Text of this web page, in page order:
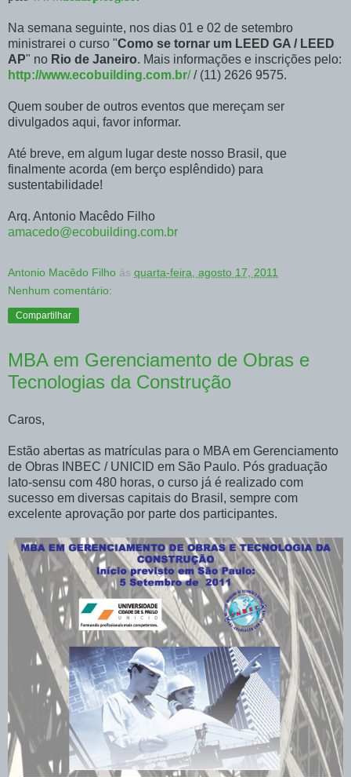
Na semana seguinte, nos dias 01 e 02 de setembro
ministrarei o curso "Como se tornar um LEED GA / LEED
AP" no Rio de Janeiro. Mais informações e inscrições pelo:
http://www.ecobuilding.com.br// (11) 2626 9575.
Quem souber de outros eventos que mereçam ser
divulgados aqui, favor informar.
Até breve, em algum lugar deste nosso Brasil, que
finalmente acorda (em berço esplêndido) para
sustentabilidade!
Arq. Antonio Macêdo Filho
amacedo@ecobuilding.com.br
Antonio Macêdo Filho às quarta-feira, agosto 17, 2011
Nenhum comentário:
Compartilhar
MBA em Gerenciamento de Obras e
Tecnologias da Construção
Caros,
Estão abertas as matrículas para o MBA em Gerenciamento
de Obras INBEC / UNICID em São Paulo. Pós graduação
lato-sensu com 480 horas, o curso já é realizado com
sucesso em diversas capitais do Brasil, sempre com
excelente aprovação por parte dos participantes.